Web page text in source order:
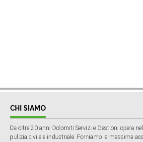
CHI SIAMO
Da oltre 20 anni Dolomiti Servizi e Gestioni opera
pulizia civile e industriale. Forniamo la massima